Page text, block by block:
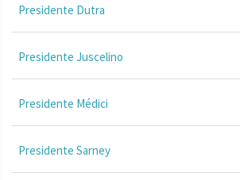
Presidente Dutra
Presidente Juscelino
Presidente Médici
Presidente Sarney